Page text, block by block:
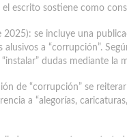
el escrito sostiene como
se incluye una
alusivos a “corrupción”.
dudas mediante
de “corrupción” se
a “alegorías,